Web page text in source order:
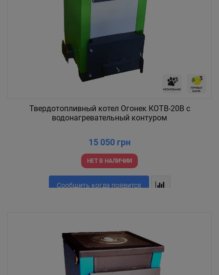
Твердотопливный котел Огонек КОТВ-20В c
водонагревательный контуром
15 050 грн
НЕТ В НАЛИЧИИ
Сообщить когда появится